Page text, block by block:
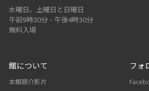
水曜日、土曜日と日曜日
午前9時30分 - 午後4時30分
無料入場
館について
本館簡介影片
フォ